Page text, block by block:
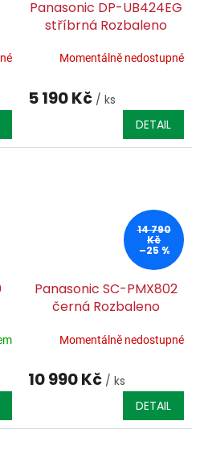
Panasonic DP-UB424EG
stříbrná Rozbaleno
Momentálně nedostupné
5 190 Kč / ks
DETAIL
14 790
Kč
–25 %
Panasonic SC-PMX802
černá Rozbaleno
Momentálně nedostupné
10 990 Kč / ks
DETAIL